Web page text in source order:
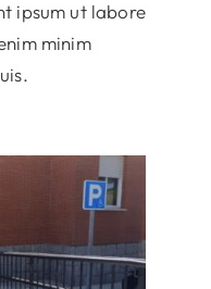
ipsum ut labore
minim